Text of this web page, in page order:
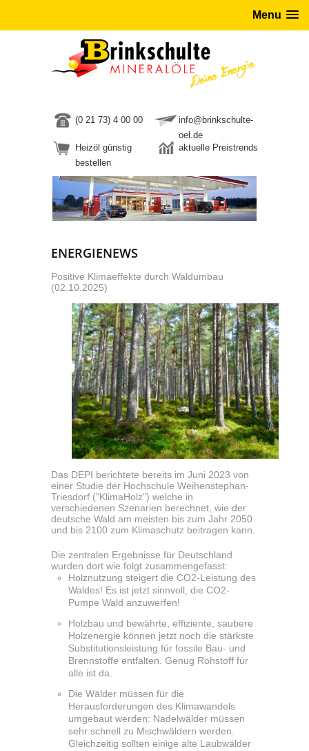
Menu
(0 21 73) 4 00 00
info@brinkschulte-
oel.de
Heizöl günstig
bestellen
aktuelle Preistrends
ENERGIENEWS
Positive Klimaeffekte durch Waldumbau
(02.10.2025)
Das DEPI berichtete bereits im Juni 2023 von
einer Studie der Hochschule Weihenstephan-
Triesdorf ("KlimaHolz") welche in
verschiedenen Szenarien berechnet, wie der
deutsche Wald am meisten bis zum Jahr 2050
und bis 2100 zum Klimaschutz beitragen kann.
Die zentralen Ergebnisse für Deutschland
wurden dort wie folgt zusammengefasst:
Holznutzung steigert die CO2-Leistung des
Waldes! Es ist jetzt sinnvoll, die CO2-
Pumpe Wald anzuwerfen!
Holzbau und bewährte, effiziente, saubere
Holzenergie können jetzt noch die stärkste
Substitutionsleistung für fossile Bau- und
Brennstoffe entfalten. Genug Rohstoff für
alle ist da.
Die Wälder müssen für die
Herausforderungen des Klimawandels
umgebaut werden: Nadelwälder müssen
sehr schnell zu Mischwäldern werden.
Gleichzeitig sollten einige alte Laubwälder